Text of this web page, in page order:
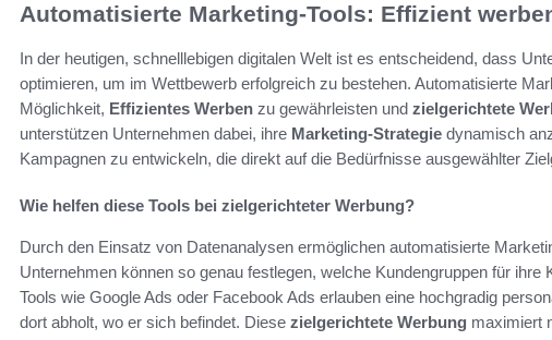
Automatisierte Marketing-Tools: Effizient
In der heutigen, schnelllebigen digitalen Welt ist es entscheidend, dass
optimieren, um im Wettbewerb erfolgreich zu bestehen. Automatisierte
Möglichkeit, Effizientes Werben zu gewährleisten und zielgerichtete
unterstützen Unternehmen dabei, ihre Marketing-Strategie dynamisch
Kampagnen zu entwickeln, die direkt auf die Bedürfnisse ausgewählter
Wie helfen diese Tools bei zielgerichteter Werbung?
Durch den Einsatz von Datenanalysen ermöglichen automatisierte
Unternehmen können so genau festlegen, welche Kundengruppen für
Tools wie Google Ads oder Facebook Ads erlauben eine hochgradig
dort abholt, wo er sich befindet. Diese zielgerichtete Werbung maximiert